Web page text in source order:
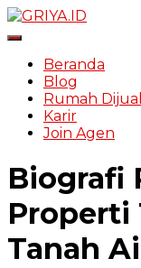
Toggle Navigation
Beranda
Blog
Rumah Dijual
Karir
Join Agen
Biografi
Properti
Tanah